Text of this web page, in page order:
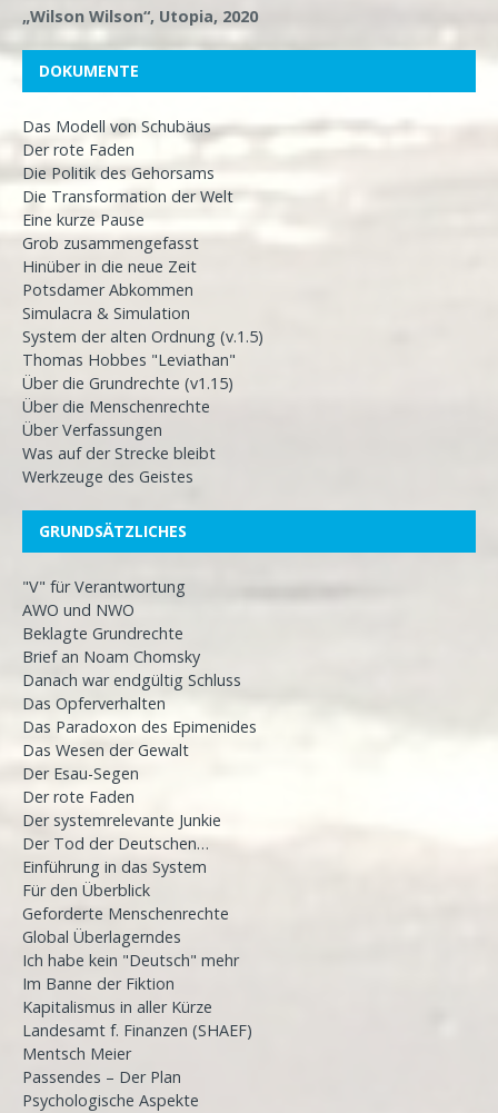
„Wilson Wilson“, Utopia, 2020
DOKUMENTE
Das Modell von Schubäus
Der rote Faden
Die Politik des Gehorsams
Die Transformation der Welt
Eine kurze Pause
Grob zusammengefasst
Hinüber in die neue Zeit
Potsdamer Abkommen
Simulacra & Simulation
System der alten Ordnung (v.1.5)
Thomas Hobbes "Leviathan"
Über die Grundrechte (v1.15)
Über die Menschenrechte
Über Verfassungen
Was auf der Strecke bleibt
Werkzeuge des Geistes
GRUNDSÄTZLICHES
"V" für Verantwortung
AWO und NWO
Beklagte Grundrechte
Brief an Noam Chomsky
Danach war endgültig Schluss
Das Opferverhalten
Das Paradoxon des Epimenides
Das Wesen der Gewalt
Der Esau-Segen
Der rote Faden
Der systemrelevante Junkie
Der Tod der Deutschen…
Einführung in das System
Für den Überblick
Geforderte Menschenrechte
Global Überlagerndes
Ich habe kein "Deutsch" mehr
Im Banne der Fiktion
Kapitalismus in aller Kürze
Landesamt f. Finanzen (SHAEF)
Mentsch Meier
Passendes – Der Plan
Psychologische Aspekte